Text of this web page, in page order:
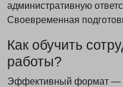
административную
Своевременная
Как обучить
работы?
Эффективный формат —